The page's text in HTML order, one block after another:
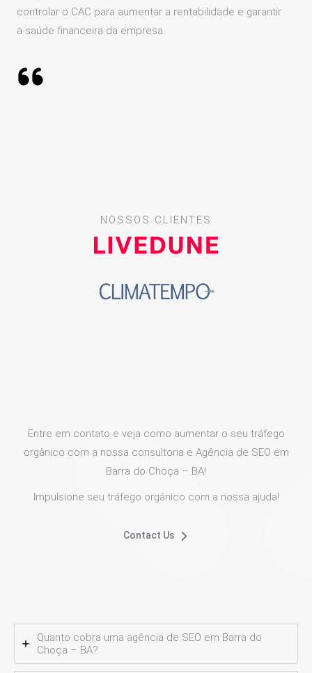
controlar o CAC para aumentar a rentabilidade e garantir
a saúde financeira da empresa.
NOSSOS CLIENTES
Entre em contato e veja como aumentar o seu tráfego
orgânico com a nossa consultoria e Agência de SEO em
Barra do Choça – BA!
Impulsione seu tráfego orgânico com a nossa ajuda!
Contact Us
Quanto cobra uma agência de SEO em Barra do
Choça – BA?